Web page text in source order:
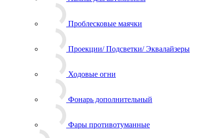
Проблесковые маячки
Проекции/ Подсветки/ Эквалайзеры
Ходовые огни
Фонарь дополнительный
Фары противотуманные